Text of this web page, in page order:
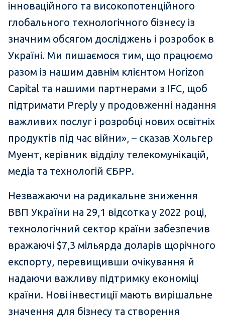
інноваційного та високопотенційного
глобального технологічного бізнесу із
значним обсягом досліджень і розробок в
Україні. Ми пишаємося тим, що працюємо
разом із нашим давнім клієнтом Horizon
Capital та нашими партнерами з IFC, щоб
підтримати Preply у продовженні надання
важливих послуг і розробці нових освітніх
продуктів під час війни», – сказав Хольгер
Муент, керівник відділу телекомунікацій,
медіа та технологій ЄБРР.
Незважаючи на радикальне зниження
ВВП України на 29,1 відсотка у 2022 році,
технологічний сектор країни забезпечив
вражаючі $7,3 мільярда доларів щорічного
експорту, перевищивши очікування й
надаючи важливу підтримку економіці
країни. Нові інвестиції мають вирішальне
значення для бізнесу та створення